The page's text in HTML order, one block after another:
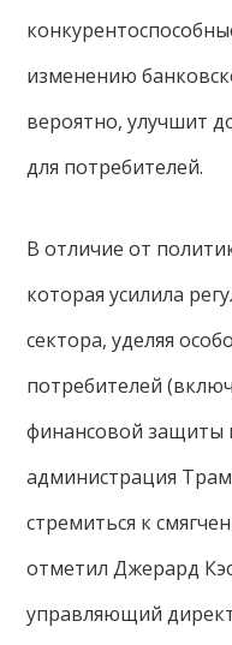
изменению
вероятно, улучшит
для потребителей.
В отличие от
которая усилила
сектора, уделяя
потребителей
финансовой защиты
администрация
стремиться к
отметил Джерард
управляющий